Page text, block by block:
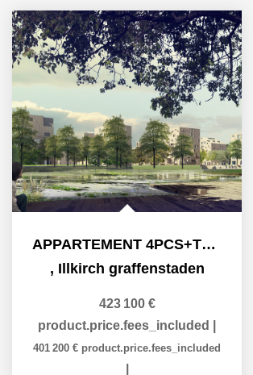
APPARTEMENT 4PCS+TERRASSE
, Illkirch graffenstaden
423 100 €
product.price.fees_included
401 200 € product.price.fees_included